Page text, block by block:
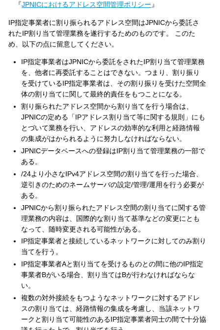
『JPNICにおけるアドレス空間管理ポリシー』
IP指定事業者に割り振られるアドレス空間はJPNICから委託さ
れたIP割り当て管理業務を遂行するためのものです。 このた
め、以下の点に留意してください。
IP指定事業者はJPNICから委託をされたIP割り当て管理業務
を、他者に再委託することはできない。つまり、割り振り
を受けているIP指定事業者は、その割り振りを受けた空間全
体の割り当てに関して最終的責任をもつことになる。
割り振られたアドレス空間から割り当てを行う場合は、
JPNICの定める「IPアドレス割り当て等に関する規則」にも
とづいて業務を行い、アドレスの効率的な利用と経路情報
の集成がはかられるように努力しなければならない。
JPNICデータベースへの登録はIP割り当て管理業務の一部で
ある。
/24より小さなIPv4アドレス空間の割り当てを行った場合、
逆引きのためのネームサーバの設定/管理/運用を行う必要が
ある。
JPNICから割り振られたアドレス空間の割り当てに関する管
理業務の内容は、国際的な割り当て基準などの変更にとも
なって、随時変更される可能性がある。
IP指定事業者と接続しているネットワークに対してのみ割り
当てを行う。
IP指定事業者Aと割り当てを受けるものとの間に他のIP指定
事業者Bがいる場合、割り当てはBが行わなければならな
い。
複数の対外接続をもつようなネットワークに対するアドレ
スの割り当ては、経路情報の集成を考慮し、当該ネットワ
ークと割り当て可能性のあるIP指定事業者同士の間で十分協